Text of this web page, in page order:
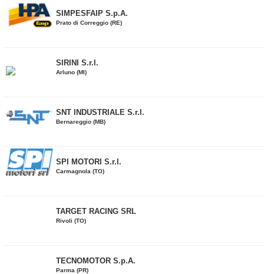
SIMPESFAIP S.p.A.
Prato di Correggio (RE)
SIRINI S.r.l.
Arluno (MI)
SNT INDUSTRIALE S.r.l.
Bernareggio (MB)
SPI MOTORI S.r.l.
Carmagnola (TO)
TARGET RACING SRL
Rivoli (TO)
TECNOMOTOR S.p.A.
Parma (PR)